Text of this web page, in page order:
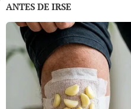
ANTES DE IRSE